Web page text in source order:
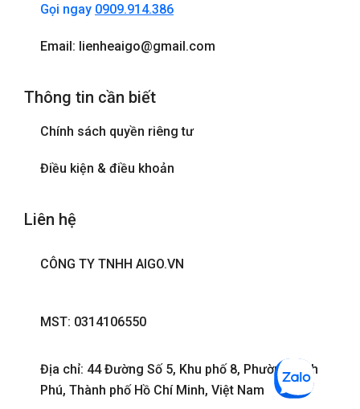
Gọi ngay 0909.914.386
Email: lienheaigo@gmail.com
Thông tin cần biết
Chính sách quyền riêng tư
Điều kiện & điều khoản
Liên hệ
CÔNG TY TNHH AIGO.VN
MST: 0314106550
Địa chỉ: 44 Đường Số 5, Khu phố 8, Phường Bình
Phú, Thành phố Hồ Chí Minh, Việt Nam